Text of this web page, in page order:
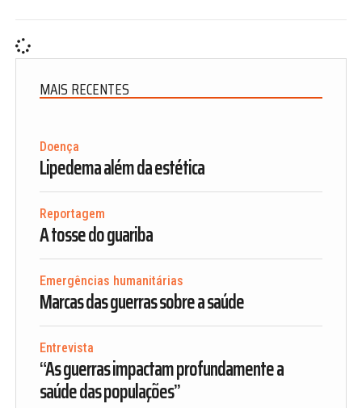
MAIS RECENTES
Doença
Lipedema além da estética
Reportagem
A tosse do guariba
Emergências humanitárias
Marcas das guerras sobre a saúde
Entrevista
“As guerras impactam profundamente a
saúde das populações”